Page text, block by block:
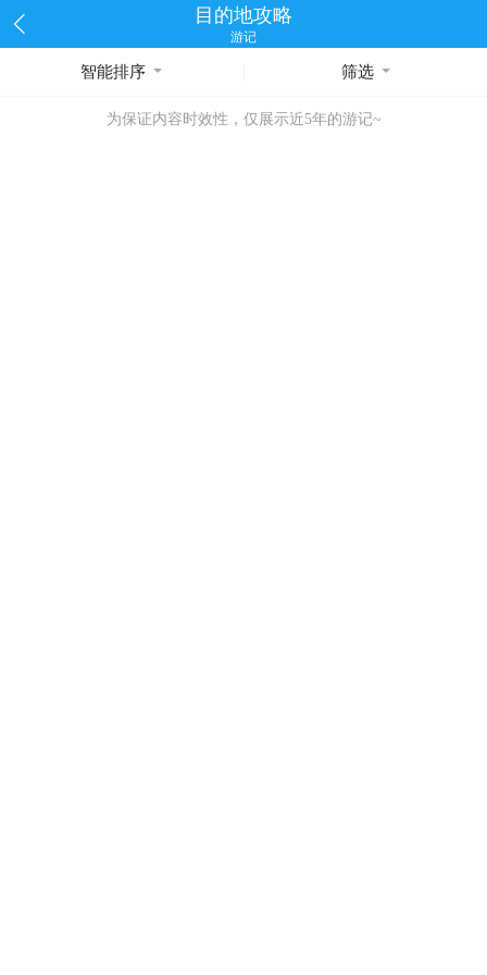
目的地攻略
游记
智能排序 筛选
为保证内容时效性，仅展示近5年的游记~